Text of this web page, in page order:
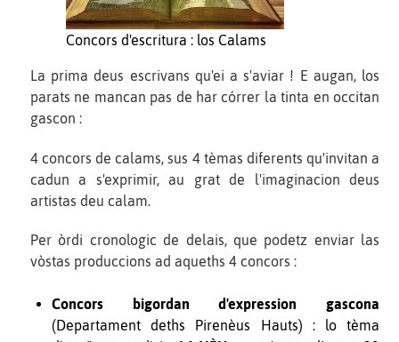
Concors d'escritura : los Calams
La prima deus escrivans qu'ei a s'aviar ! E augan, los
parats ne mancan pas de har córrer la tinta en occitan
gascon :
4 concors de calams, sus 4 tèmas diferents qu'invitan a
cadun a s'exprimir, au grat de l'imaginacion deus
artistas deu calam.
Per òrdi cronologic de delais, que podetz enviar las
vòstas produccions ad aqueths 4 concors :
Concors bigordan d'expression gascona
(Departament deths Pirenèus Hauts) : lo tèma